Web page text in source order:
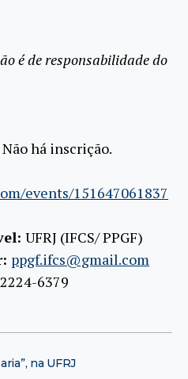
é de responsabilidade do
Não há inscrição.
events/151647061837
UFRJ (IFCS/ PPGF)
ppgf.ifcs@gmail.com
2224-6379
na UFRJ